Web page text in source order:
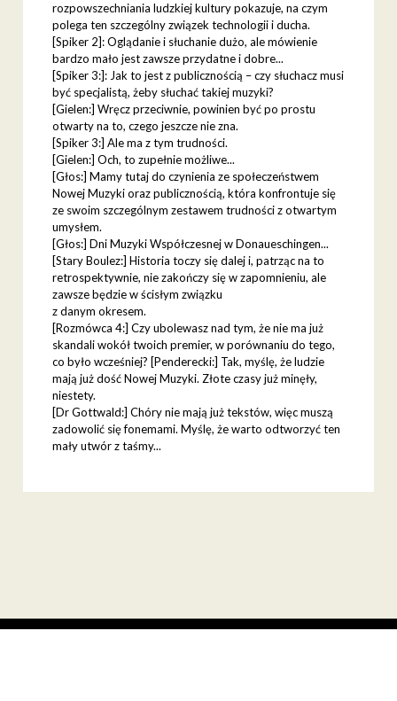
rozpowszechniania ludzkiej kultury pokazuje, na czym
polega ten szczególny związek technologii i ducha.
[Spiker 2]: Oglądanie i słuchanie dużo, ale mówienie
bardzo mało jest zawsze przydatne i dobre...
[Spiker 3:]: Jak to jest z publicznością – czy słuchacz musi
być specjalistą, żeby słuchać takiej muzyki?
[Gielen:] Wręcz przeciwnie, powinien być po prostu
otwarty na to, czego jeszcze nie zna.
[Spiker 3:] Ale ma z tym trudności.
[Gielen:] Och, to zupełnie możliwe...
[Głos:] Mamy tutaj do czynienia ze społeczeństwem
Nowej Muzyki oraz publicznością, która konfrontuje się
ze swoim szczególnym zestawem trudności z otwartym
umysłem.
[Głos:] Dni Muzyki Współczesnej w Donaueschingen...
[Stary Boulez:] Historia toczy się dalej i, patrząc na to
retrospektywnie, nie zakończy się w zapomnieniu, ale
zawsze będzie w ścisłym związku
z danym okresem.
[Rozmówca 4:] Czy ubolewasz nad tym, że nie ma już
skandali wokół twoich premier, w porównaniu do tego,
co było wcześniej? [Penderecki:] Tak, myślę, że ludzie
mają już dość Nowej Muzyki. Złote czasy już minęły,
niestety.
[Dr Gottwald:] Chóry nie mają już tekstów, więc muszą
zadowolić się fonemami. Myślę, że warto odtworzyć ten
mały utwór z taśmy...